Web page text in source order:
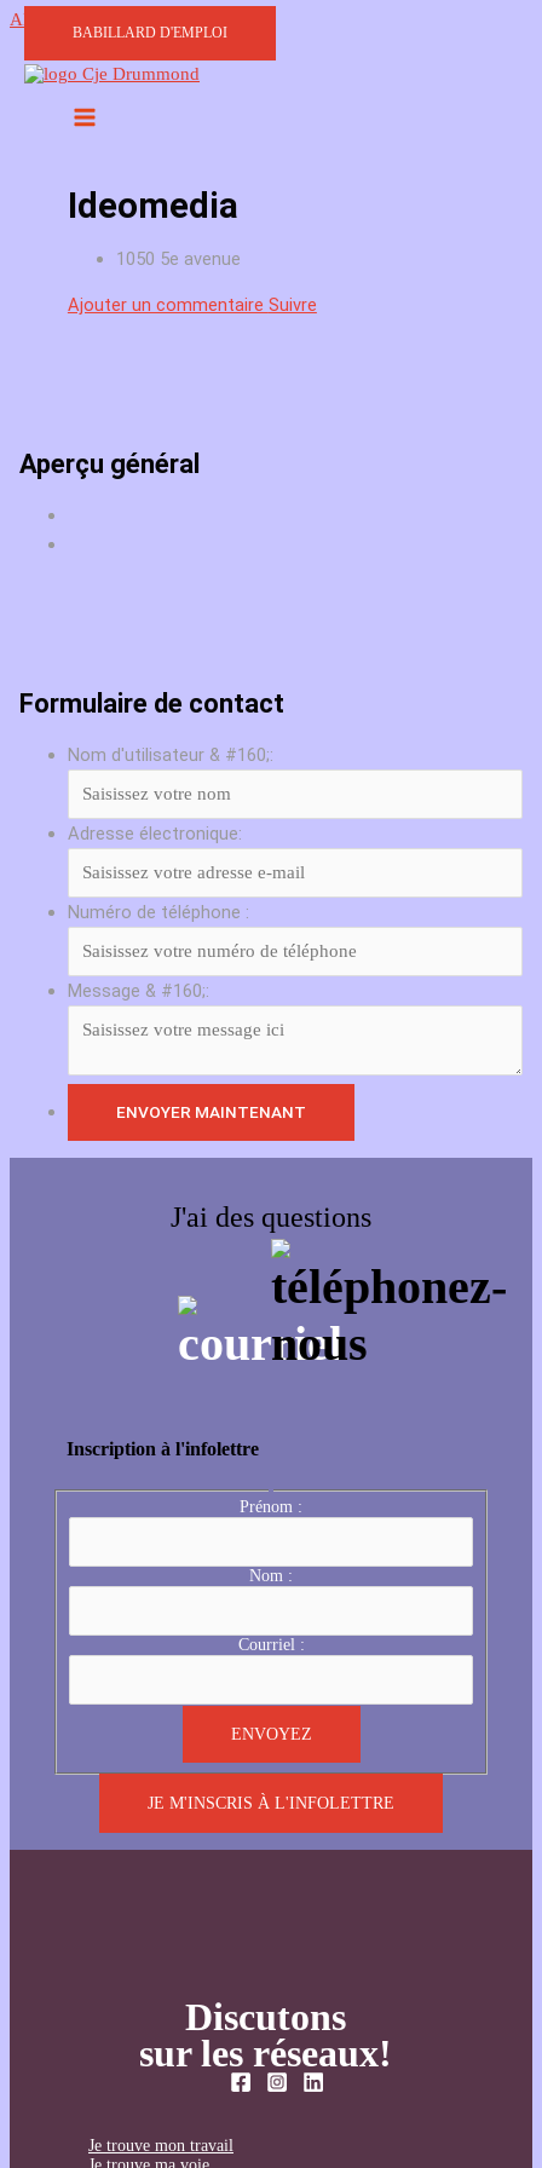
Aller au contenu
BABILLARD D'EMPLOI
Ideomedia
1050 5e avenue
Ajouter un commentaire Suivre
Aperçu général
Formulaire de contact
Nom d'utilisateur & #160;:
Adresse électronique:
Numéro de téléphone :
Message & #160;:
J'ai des questions
Inscription à l'infolettre
Prénom :
Nom :
Courriel :
JE M'INSCRIS À L'INFOLETTRE
Discutons
sur les réseaux!
Je trouve mon travail